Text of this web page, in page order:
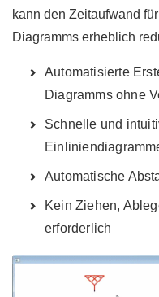
kann den Zeitaufwand
Diagramms erheblich
Automatisierte
Diagramms ohne
Schnelle und
Automatische
Kein Ziehen,
erforderlich